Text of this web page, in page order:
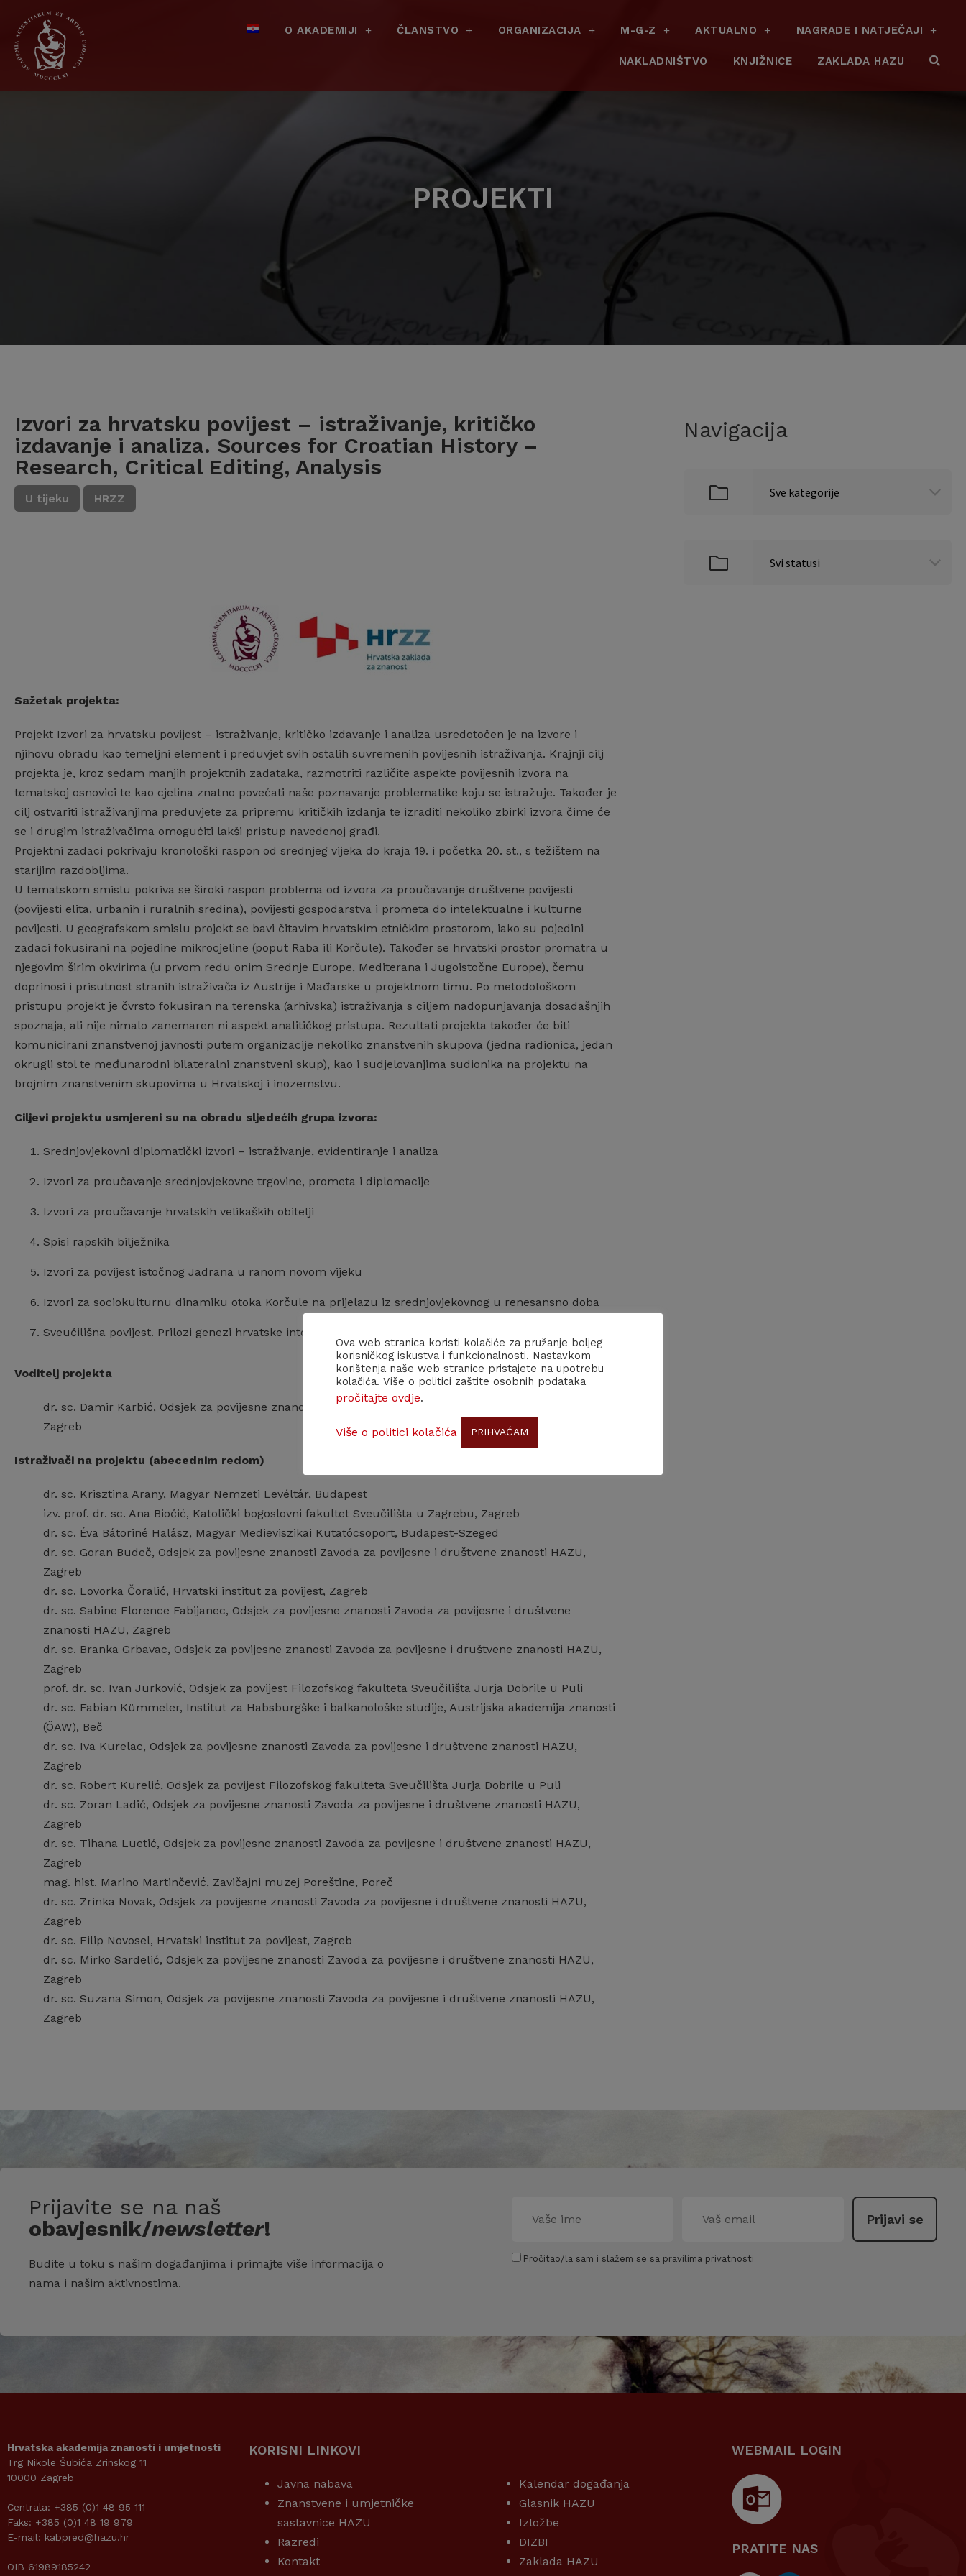
O AKADEMIJI ČLANSTVO ORGANIZACIJA M-G-Z AKTUALNO NAGRADE I NATJEČAJI
NAKLADNIŠTVO KNJIŽNICE ZAKLADA HAZU
PROJEKTI
Izvori za hrvatsku povijest – istraživanje, kritičko
izdavanje i analiza. Sources for Croatian History –
Research, Critical Editing, Analysis
U tijeku HRZZ
Sažetak projekta:
Projekt Izvori za hrvatsku povijest – istraživanje, kritičko izdavanje i analiza usredotočen je na izvore i
njihovu obradu kao temeljni element i preduvjet svih ostalih suvremenih povijesnih istraživanja. Krajnji cilj
projekta je, kroz sedam manjih projektnih zadataka, razmotriti različite aspekte povijesnih izvora na
tematskoj osnovici te kao cjelina znatno povećati naše poznavanje problematike koju se istražuje. Također je
cilj ostvariti istraživanjima preduvjete za pripremu kritičkih izdanja te izraditi nekoliko zbirki izvora čime će
se i drugim istraživačima omogućiti lakši pristup navedenoj građi.
Projektni zadaci pokrivaju kronološki raspon od srednjeg vijeka do kraja 19. i početka 20. st., s težištem na
starijim razdobljima.
U tematskom smislu pokriva se široki raspon problema od izvora za proučavanje društvene povijesti
(povijesti elita, urbanih i ruralnih sredina), povijesti gospodarstva i prometa do intelektualne i kulturne
povijesti. U geografskom smislu projekt se bavi čitavim hrvatskim etničkim prostorom, iako su pojedini
zadaci fokusirani na pojedine mikrocjeline (poput Raba ili Korčule). Također se hrvatski prostor promatra u
njegovim širim okvirima (u prvom redu onim Srednje Europe, Mediterana i Jugoistočne Europe), čemu
doprinosi i prisutnost stranih istraživača iz Austrije i Mađarske u projektnom timu. Po metodološkom
pristupu projekt je čvrsto fokusiran na terenska (arhivska) istraživanja s ciljem nadopunjavanja dosadašnjih
spoznaja, ali nije nimalo zanemaren ni aspekt analitičkog pristupa. Rezultati projekta također će biti
komunicirani znanstvenoj javnosti putem organizacije nekoliko znanstvenih skupova (jedna radionica, jedan
okrugli stol te međunarodni bilateralni znanstveni skup), kao i sudjelovanjima sudionika na projektu na
brojnim znanstvenim skupovima u Hrvatskoj i inozemstvu.
Ciljevi projektu usmjereni su na obradu sljedećih grupa izvora:
Srednjovjekovni diplomatički izvori – istraživanje, evidentiranje i analiza
Izvori za proučavanje srednjovjekovne trgovine, prometa i diplomacije
Izvori za proučavanje hrvatskih velikaških obitelji
Spisi rapskih bilježnika
Izvori za povijest istočnog Jadrana u ranom novom vijeku
Izvori za sociokulturnu dinamiku otoka Korčule na prijelazu iz srednjovjekovnog u renesansno doba
Sveučilišna povijest. Prilozi genezi hrvatske inteligencije tijekom druge polovice 19. i početkom 20. st.
Voditelj projekta
dr. sc. Damir Karbić, Odsjek za povijesne znanosti Zavoda za povijesne i društvene znanosti HAZU,
Zagreb
Istraživači na projektu (abecednim redom)
dr. sc. Krisztina Arany, Magyar Nemzeti Levéltár, Budapest
izv. prof. dr. sc. Ana Biočić, Katolički bogoslovni fakultet Sveučilišta u Zagrebu, Zagreb
dr. sc. Éva Bátoriné Halász, Magyar Medieviszikai Kutatócsoport, Budapest-Szeged
dr. sc. Goran Budeč, Odsjek za povijesne znanosti Zavoda za povijesne i društvene znanosti HAZU,
Zagreb
dr. sc. Lovorka Čoralić, Hrvatski institut za povijest, Zagreb
dr. sc. Sabine Florence Fabijanec, Odsjek za povijesne znanosti Zavoda za povijesne i društvene
znanosti HAZU, Zagreb
dr. sc. Branka Grbavac, Odsjek za povijesne znanosti Zavoda za povijesne i društvene znanosti HAZU,
Zagreb
prof. dr. sc. Ivan Jurković, Odsjek za povijest Filozofskog fakulteta Sveučilišta Jurja Dobrile u Puli
dr. sc. Fabian Kümmeler, Institut za Habsburgške i balkanološke studije, Austrijska akademija znanosti
(ÖAW), Beč
dr. sc. Iva Kurelac, Odsjek za povijesne znanosti Zavoda za povijesne i društvene znanosti HAZU,
Zagreb
dr. sc. Robert Kurelić, Odsjek za povijest Filozofskog fakulteta Sveučilišta Jurja Dobrile u Puli
dr. sc. Zoran Ladić, Odsjek za povijesne znanosti Zavoda za povijesne i društvene znanosti HAZU,
Zagreb
dr. sc. Tihana Luetić, Odsjek za povijesne znanosti Zavoda za povijesne i društvene znanosti HAZU,
Zagreb
mag. hist. Marino Martinčević, Zavičajni muzej Poreštine, Poreč
dr. sc. Zrinka Novak, Odsjek za povijesne znanosti Zavoda za povijesne i društvene znanosti HAZU,
Zagreb
dr. sc. Filip Novosel, Hrvatski institut za povijest, Zagreb
dr. sc. Mirko Sardelić, Odsjek za povijesne znanosti Zavoda za povijesne i društvene znanosti HAZU,
Zagreb
dr. sc. Suzana Simon, Odsjek za povijesne znanosti Zavoda za povijesne i društvene znanosti HAZU,
Zagreb
Navigacija
Prijavite se na naš
obavjesnik/newsletter!
Budite u toku s našim događanjima i primajte više informacija o
nama i našim aktivnostima.
Pročitao/la sam i slažem se sa pravilima privatnosti
Hrvatska akademija znanosti i umjetnosti
Trg Nikole Šubića Zrinskog 11
10000 Zagreb
Centrala: +385 (0)1 48 95 111
Faks: +385 (0)1 48 19 979
E-mail: kabpred@hazu.hr
OIB 61989185242
KORISNI LINKOVI
Javna nabava
Znanstvene i umjetničke
sastavnice HAZU
Razredi
Kontakt
Kalendar događanja
Glasnik HAZU
Izložbe
DIZBI
Zaklada HAZU
WEBMAIL LOGIN
PRATITE NAS
Ova web stranica koristi kolačiće za pružanje boljeg
korisničkog iskustva i funkcionalnosti. Nastavkom
korištenja naše web stranice pristajete na upotrebu
kolačića. Više o politici zaštite osobnih podataka
pročitajte ovdje.
Više o politici kolačića PRIHVAĆAM